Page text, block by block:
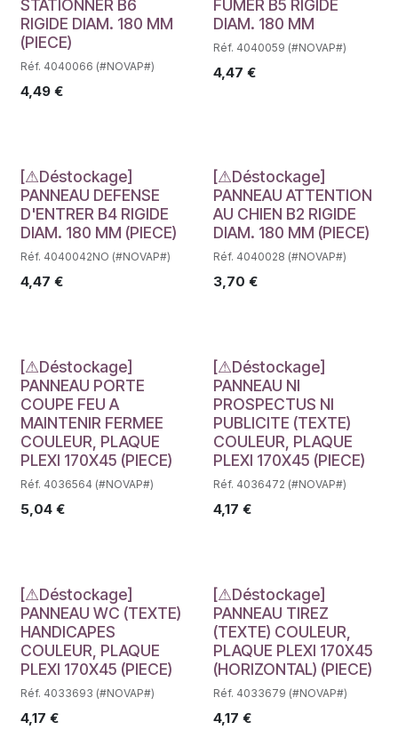
STATIONNER B6
RIGIDE DIAM. 180 MM
(PIECE)
Réf. 4040066 (#NOVAP#)
4,49 €
FUMER B5 RIGIDE
DIAM. 180 MM
Réf. 4040059 (#NOVAP#)
4,47 €
Déstockage
[⚠Déstockage]
PANNEAU DEFENSE
D'ENTRER B4 RIGIDE
DIAM. 180 MM (PIECE)
Réf. 4040042NO (#NOVAP#)
4,47 €
Déstockage
[⚠Déstockage]
PANNEAU ATTENTION
AU CHIEN B2 RIGIDE
DIAM. 180 MM (PIECE)
Réf. 4040028 (#NOVAP#)
3,70 €
Déstockage
[⚠Déstockage]
PANNEAU PORTE
COUPE FEU A
MAINTENIR FERMEE
COULEUR, PLAQUE
PLEXI 170X45 (PIECE)
Réf. 4036564 (#NOVAP#)
5,04 €
Déstockage
[⚠Déstockage]
PANNEAU NI
PROSPECTUS NI
PUBLICITE (TEXTE)
COULEUR, PLAQUE
PLEXI 170X45 (PIECE)
Réf. 4036472 (#NOVAP#)
4,17 €
Déstockage
[⚠Déstockage]
PANNEAU WC (TEXTE)
HANDICAPES
COULEUR, PLAQUE
PLEXI 170X45 (PIECE)
Réf. 4033693 (#NOVAP#)
4,17 €
Déstockage
[⚠Déstockage]
PANNEAU TIREZ
(TEXTE) COULEUR,
PLAQUE PLEXI 170X45
(HORIZONTAL) (PIECE)
Réf. 4033679 (#NOVAP#)
4,17 €